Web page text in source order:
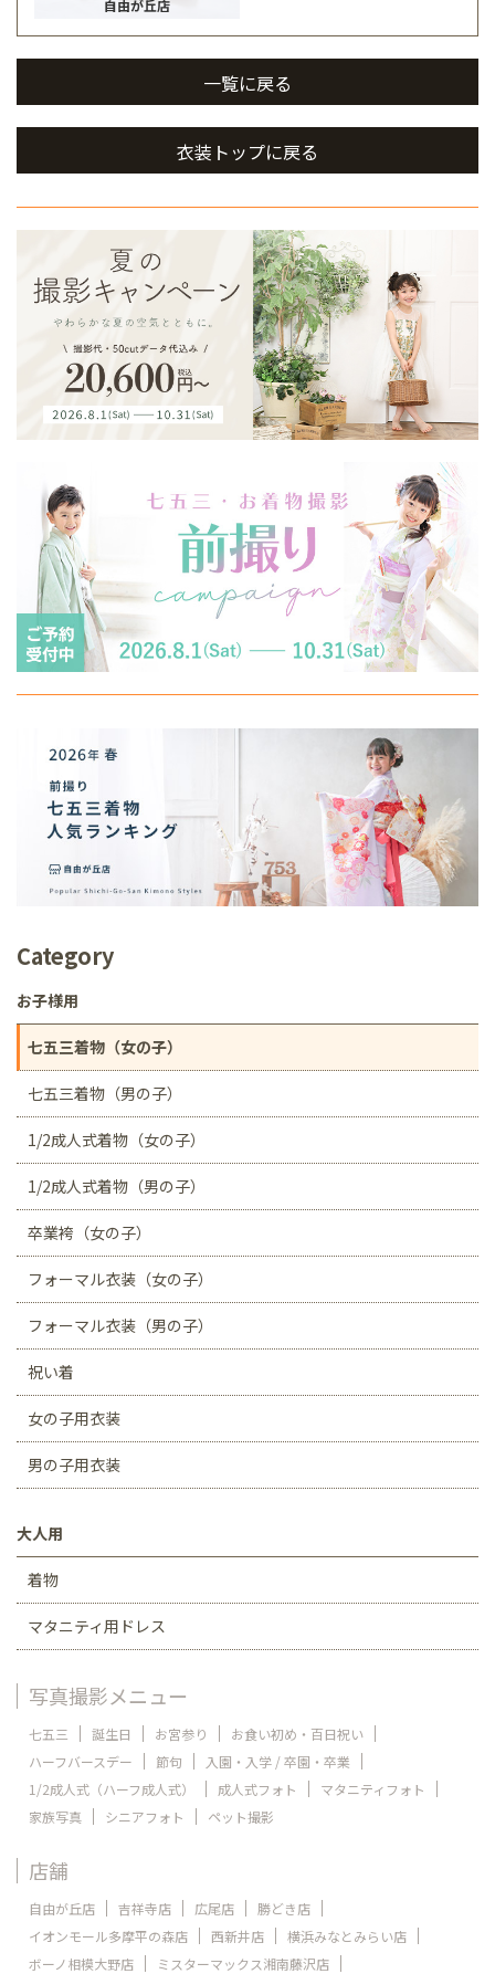
自由が丘店
一覧に戻る
衣装トップに戻る
Category
お子様用
七五三着物（女の子）
七五三着物（男の子）
1/2成人式着物（女の子）
1/2成人式着物（男の子）
卒業袴（女の子）
フォーマル衣装（女の子）
フォーマル衣装（男の子）
祝い着
女の子用衣装
男の子用衣装
大人用
着物
マタニティ用ドレス
写真撮影メニュー
七五三 誕生日 お宮参り
お食い初め・百日祝い
ハーフバースデー
節句
入園・入学 / 卒園・卒業
1/2成人式（ハーフ成人式）
成人式フォト
マタニティフォト
家族写真
シニアフォト ペット撮影
店舗
自由が丘店 吉祥寺店 広尾店
勝どき店
イオンモール多摩平の森店
西新井店
横浜みなとみらい店
ボーノ相模大野店
ミスターマックス湘南藤沢店